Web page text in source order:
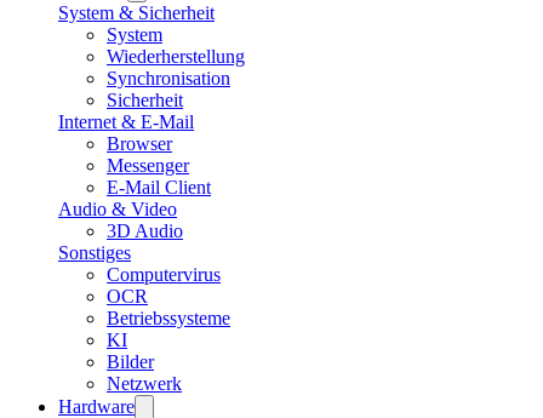
System & Sicherheit
System
Wiederherstellung
Synchronisation
Sicherheit
Internet & E-Mail
Browser
Messenger
E-Mail Client
Audio & Video
3D Audio
Sonstiges
Computervirus
OCR
Betriebssysteme
KI
Bilder
Netzwerk
Hardware